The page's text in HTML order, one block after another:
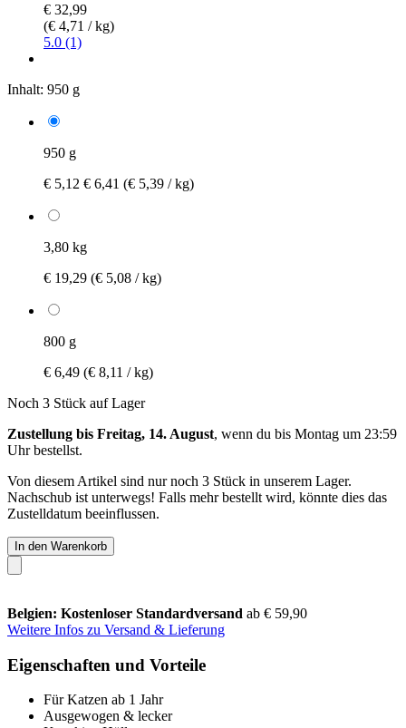
€ 32,99
(€ 4,71 / kg)
5.0 (1)
Inhalt: 950 g
950 g
€ 5,12 € 6,41 (€ 5,39 / kg)
3,80 kg
€ 19,29 (€ 5,08 / kg)
800 g
€ 6,49 (€ 8,11 / kg)
Noch 3 Stück auf Lager
Zustellung bis Freitag, 14. August, wenn du bis Montag um 23:59
Uhrbestellst.
Von diesem Artikel sind nur noch 3 Stück in unserem Lager.
Nachschub ist unterwegs! Falls mehr bestellt wird, könnte dies das
Zustelldatum beeinflussen.
In den Warenkorb
Belgien: Kostenloser Standardversand ab € 59,90
Weitere Infos zu Versand & Lieferung
Eigenschaften und Vorteile
Für Katzen ab 1 Jahr
Ausgewogen & lecker